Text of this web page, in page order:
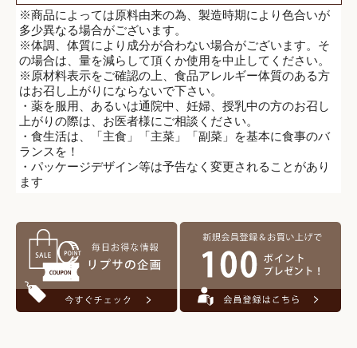
※商品によっては原料由来の為、製造時期により色合いが
多少異なる場合がございます。
※体調、体質により成分が合わない場合がございます。そ
の場合は、量を減らして頂くか使用を中止してください。
※原材料表示をご確認の上、食品アレルギー体質のある方
はお召し上がりにならないで下さい。
・薬を服用、あるいは通院中、妊婦、授乳中の方のお召し
上がりの際は、お医者様にご相談ください。
・食生活は、「主食」「主菜」「副菜」を基本に食事のバ
ランスを！
・パッケージデザイン等は予告なく変更されることがあり
ます